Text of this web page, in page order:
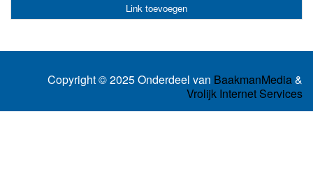
Link toevoegen
Copyright © 2025 Onderdeel van BaakmanMedia&
Vrolijk Internet Services